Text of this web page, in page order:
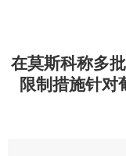
在莫斯科称多
限制措施针对